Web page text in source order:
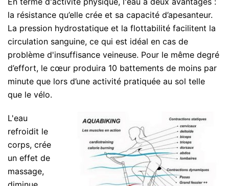
la résistance qu’elle crée et sa capacité d’apesanteur.
La pression hydrostatique et la flottabilité facilitent la
circulation sanguine, ce qui est idéal en cas de
problème d'insuffisance veineuse. Pour le même degré
d’effort, le cœur produira 10 battements de moins par
minute que lors d’une activité pratiquée au sol telle
que le vélo.
L'eau
refroidit le
corps, crée
un effet de
massage,